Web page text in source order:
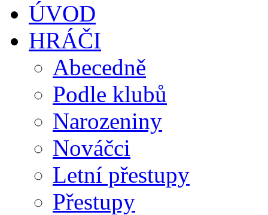
ÚVOD
HRÁČI
Abecedně
Podle klubů
Narozeniny
Nováčci
Letní přestupy
Přestupy